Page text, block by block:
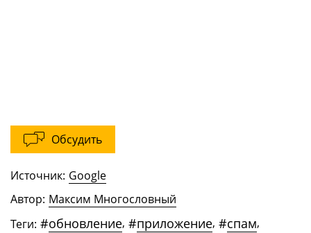
Обсудить
Источник: Google
Автор: Максим Многословный
Теги: #обновление, #приложение, #спам,